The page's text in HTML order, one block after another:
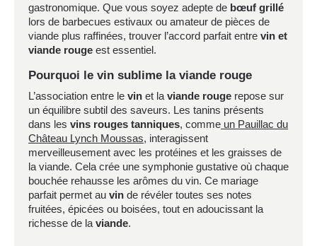
gastronomique. Que vous soyez adepte de bœuf grillé
lors de barbecues estivaux ou amateur de pièces de
viande plus raffinées, trouver l’accord parfait entre vin et
viande rouge est essentiel.
Pourquoi le vin sublime la viande rouge
L’association entre le vin et la viande rouge repose sur
un équilibre subtil des saveurs. Les tanins présents
dans les vins rouges tanniques, comme un Pauillac du
Château Lynch Moussas, interagissent
merveilleusement avec les protéines et les graisses de
la viande. Cela crée une symphonie gustative où chaque
bouchée rehausse les arômes du vin. Ce mariage
parfait permet au vin de révéler toutes ses notes
fruitées, épicées ou boisées, tout en adoucissant la
richesse de la viande.